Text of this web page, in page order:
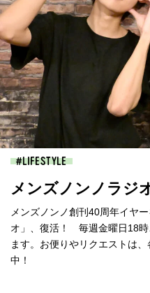
LIFESTYLE
メンズノンノラジ
メンズノンノ創刊40周年イヤ
オ」、復活！ 毎週金曜日18時
ます。お便りやリクエストは
中！